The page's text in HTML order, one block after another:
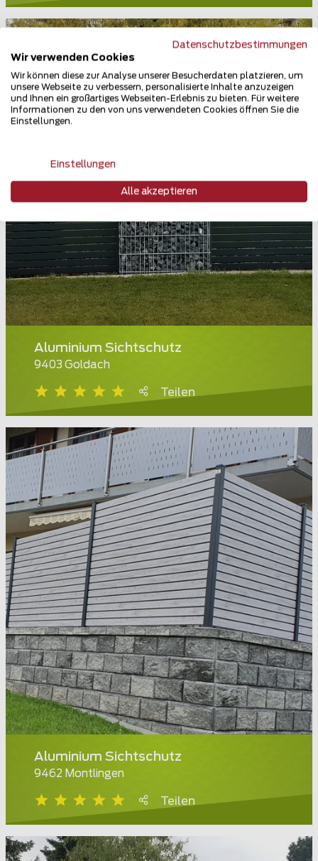
Aluminium Sichtschutz
9403 Goldach
Teilen
Aluminium Sichtschutz
9462 Montlingen
Teilen
Datenschutzbestimmungen
Wir verwenden Cookies
Wir können diese zur Analyse unserer Besucherdaten platzieren, um
unsere Webseite zu verbessern, personalisierte Inhalte anzuzeigen
und Ihnen ein großartiges Webseiten-Erlebnis zu bieten. Für weitere
Informationen zu den von uns verwendeten Cookies öffnen Sie die
Einstellungen.
Einstellungen
Alle akzeptieren